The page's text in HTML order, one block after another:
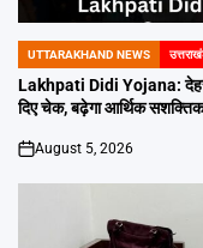
POSTED
IN
UTTARAKHAND NEWS
Lakhpati Didi Yojana:
दिए चेक, बढ़ेगा आर्थिक
on
August 5, 2026